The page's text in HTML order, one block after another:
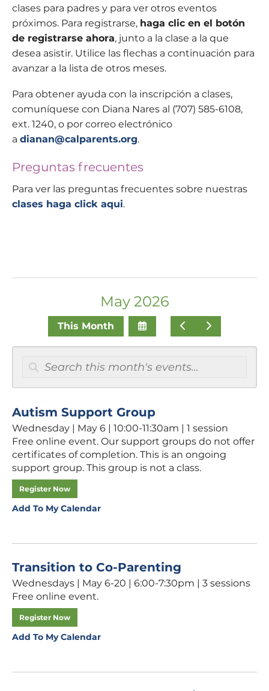
clases para padres y para ver otros eventos
próximos. Para registrarse, haga clic en el botón
de registrarse ahora, junto a la clase a la que
desea asistir. Utilice las flechas a continuación para
avanzar a la lista de otros meses.
Para obtener ayuda con la inscripción a clases,
comuníquese con Diana Nares al (707) 585-6108,
ext. 1240, o por correo electrónico
a dianan@calparents.org.
Preguntas frecuentes
Para ver las preguntas frecuentes sobre nuestras
clases haga click aqui.
May 2026
This Month Select a Date to View
Go to Previous
Go to Next
Autism Support Group
Wednesday | May 6 | 10:00-11:30am | 1 session
Free online event. Our support groups do not offer
certificates of completion. This is an ongoing
support group. This group is not a class.
Register Now
Add To My Calendar
Transition to Co-Parenting
Wednesdays | May 6-20 | 6:00-7:30pm | 3 sessions
Free online event.
Register Now
Add To My Calendar